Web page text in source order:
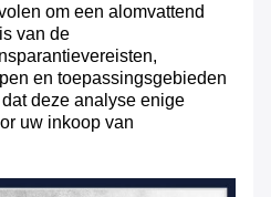
om een ​​alomvattend
van de
en toepassingsgebieden
deze analyse enige
uw inkoop van